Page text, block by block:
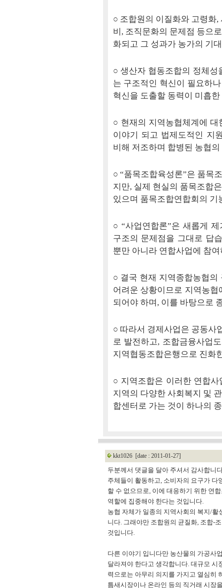
○ 조합원의 이질화와 고령화
비, 조직문화의 문제점 등으
화되고 그 성과가 농가의 기
○ 생산자 협동조합의 정체
는 구조적인 혁신이 필요하
혁신을 도출할 동력이 미흡
○ 현재의 지역농협체계에 대
이야기 되고 법제도적인 지
비해 저조하며 합병된 농협
○ “품목조합육성론”은 품목
지만, 실제 현실의 품목조합
있으며 품목조합연합회의 기
○ “사업연합론”은 새롭게
구조의 문제점을 그대로 답
뿐만 아니라 연합사업에 참
○ 결국 현재 지역종합농협
어려운 상황이므로 지역농
되어야 하며, 이를 바탕으로
○ 따라서 경제사업은 공동사
로 발전하고, 조합금융사업
지역협동조합은행으로 진화
○ 지역조합은 이러한 연합
지역의 다양한 사회복지 및
합센터로 가는 것이 하나의
kkt1026 [date : 2011-01-27]
두분께서 댓글을 달아 주셔서 감사합니
주체들이 활동하고, 소비자의 요구가
할 수 없으므로, 이에 대응하기 위한 연
역할에 집중해야 한다는 것입니다.
농협 자체가 일종의 지역사회의 복지/
니다. 그래야만 조합원의 균질화, 조합-
것입니다.
다른 이야기 입니다만 농산물의 가공사
달라져야 한다고 생각합니다. 대규모
력으로는 아무리 의지를 가지고 열심히
틈새시장이나 온라인 등의 직거래 시장